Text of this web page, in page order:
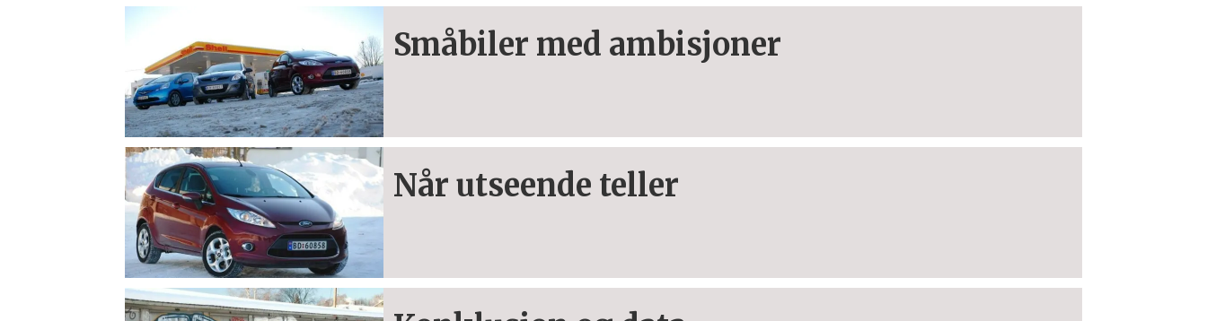
Småbiler med ambisjoner
Når utseende teller